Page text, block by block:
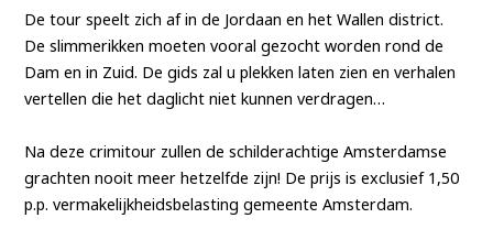
De tour speelt zich af in de Jordaan en het Wallen district.
De slimmerikken moeten vooral gezocht worden rond de
Dam en in Zuid. De gids zal u plekken laten zien en verhalen
vertellen die het daglicht niet kunnen verdragen…
Na deze crimitour zullen de schilderachtige Amsterdamse
grachten nooit meer hetzelfde zijn! De prijs is exclusief 1,50
p.p. vermakelijkheidsbelasting gemeente Amsterdam.